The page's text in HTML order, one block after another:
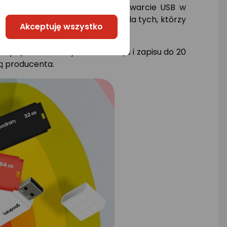
wzorem ułatwia otwarcie USB w
zgubi. Idealnym rozwiązanie dla tych, którzy
prędkości odczytu do 60 MB/s i zapisu do 20
producenta.
Akceptuję wszystko